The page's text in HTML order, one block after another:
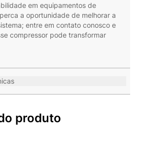
em equipamentos de
a oportunidade de melhorar a
entre em contato conosco e
compressor pode transformar
produto